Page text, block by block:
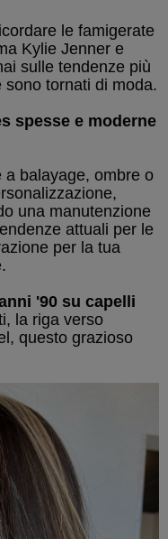
le famigerate
Kylie Jenner e
sulle tendenze più
tornati di moda.
spesse e moderne
a balayage, ombre o
una manutenzione
attuali per le
per la tua
'90 su capelli
la riga verso
questo grazioso